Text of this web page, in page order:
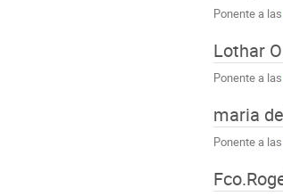
Ponente a las
Lothar
Ponente a las
maria
Ponente a las